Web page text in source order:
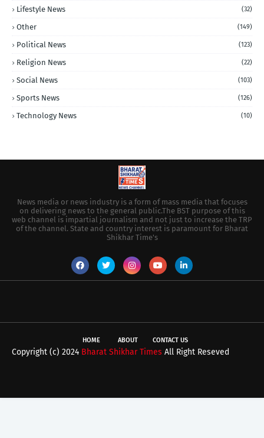
Lifestyle News (32)
Other (149)
Political News (123)
Religion News (22)
Social News (103)
Sports News (126)
Technology News (10)
News media or news industry is a form of mass media that focuses
on delivering news to the general public.The BST purpose of this
web channel is impartial journalism and not just to increase the TRP
of the channel. State and country interest is paramount for Bharat
Shikhar Time's
HOME ABOUT CONTACT US
Copyright (c) 2024 Bharat Shikhar Times All Right Reseved